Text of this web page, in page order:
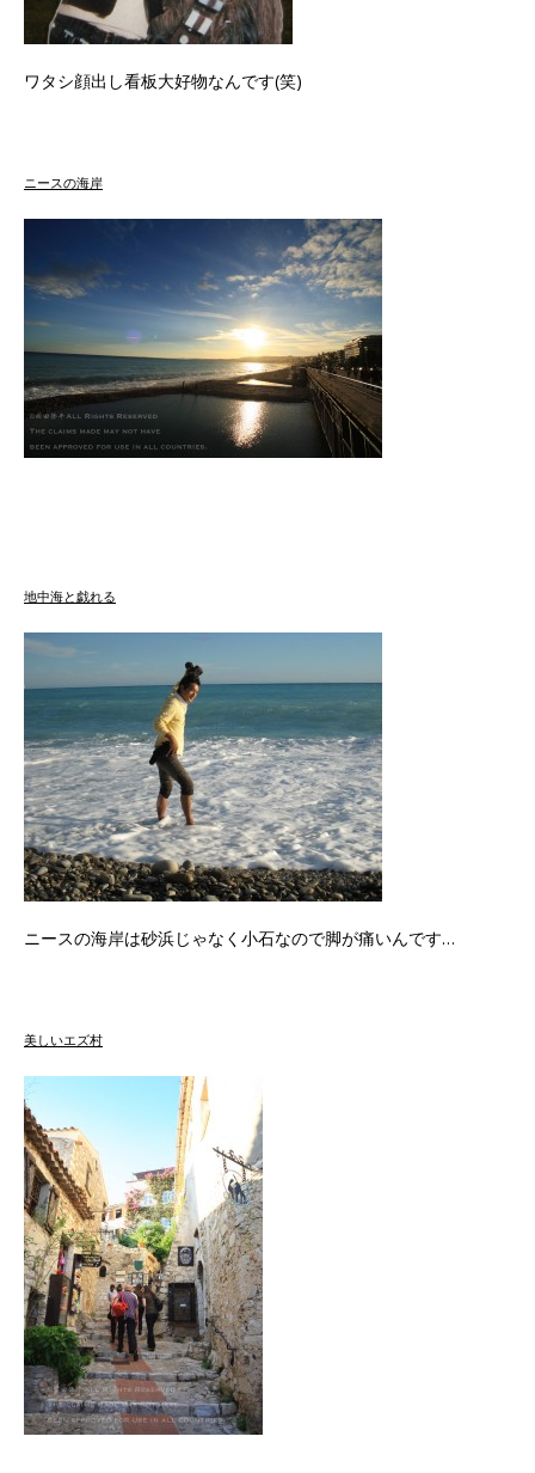
ワタシ顔出し看板大好物なんです(笑)
ニースの海岸
地中海と戯れる
ニースの海岸は砂浜じゃなく小石なので脚が痛いんです…
美しいエズ村